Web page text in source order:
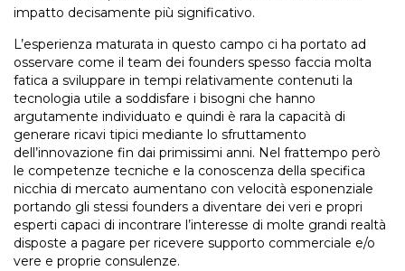
impatto decisamente più significativo.
L’esperienza maturata in questo campo ci ha portato ad
osservare come il team dei founders spesso faccia molta
fatica a sviluppare in tempi relativamente contenuti la
tecnologia utile a soddisfare i bisogni che hanno
argutamente individuato e quindi è rara la capacità di
generare ricavi tipici mediante lo sfruttamento
dell’innovazione fin dai primissimi anni. Nel frattempo però
le competenze tecniche e la conoscenza della specifica
nicchia di mercato aumentano con velocità esponenziale
portando gli stessi founders a diventare dei veri e propri
esperti capaci di incontrare l’interesse di molte grandi realtà
disposte a pagare per ricevere supporto commerciale e/o
vere e proprie consulenze.